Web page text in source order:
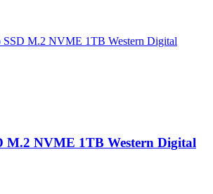
M.2 NVME 1TB Western Digital